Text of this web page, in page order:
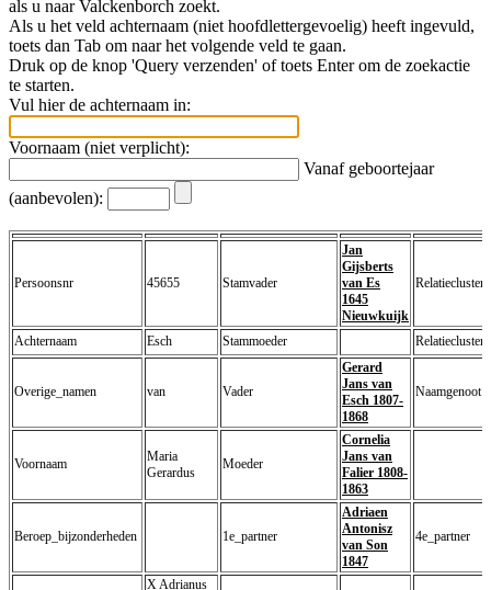
als u naar Valckenborch zoekt.
Als u het veld achternaam (niet hoofdlettergevoelig) heeft ingevuld,
toets dan Tab om naar het volgende veld te gaan.
Druk op de knop 'Query verzenden' of toets Enter om de zoekactie
te starten.
Vul hier de achternaam in:
Voornaam (niet verplicht):
Vanaf geboortejaar
(aanbevolen):
Persoonsnr 45655 Stamvader
Jan
Gijsberts
van Es
1645
Nieuwkuijk
Achternaam Esch Stammoeder
Overige_namen van Vader
Gerard
Jans van
Esch 1807-
1868
Naamgenoot
Voornaam
Maria
Gerardus
Moeder
Cornelia
Jans van
Falier 1808-
1863
Beroep_bijzonderheden 1e_partner
Adriaen
Antonisz
van Son
1847
4e_partner
X Adrianus